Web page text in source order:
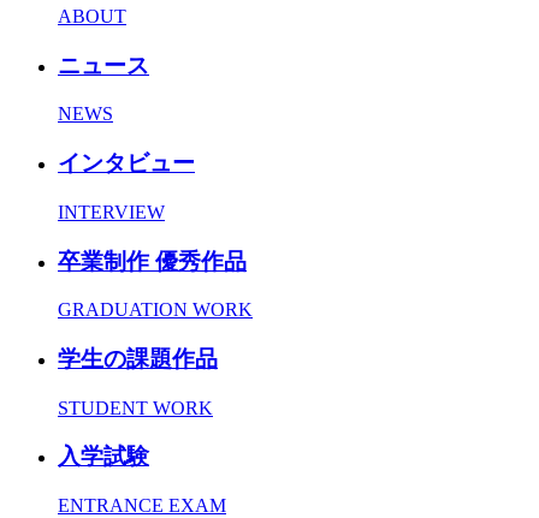
ABOUT
ニュース
NEWS
インタビュー
INTERVIEW
卒業制作 優秀作品
GRADUATION WORK
学生の課題作品
STUDENT WORK
入学試験
ENTRANCE EXAM